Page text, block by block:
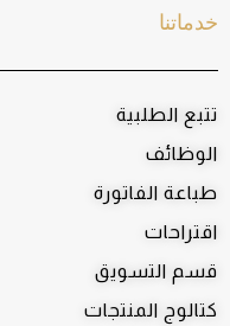
خدماتنا
تتبع الطلبية
الوظائف
طباعة الفاتورة
اقتراحات
قسم التسويق
كتالوج المنتجات